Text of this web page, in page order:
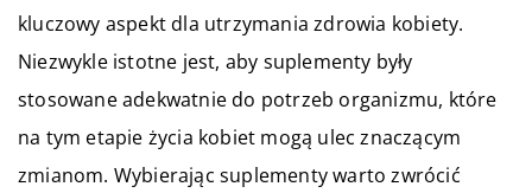
kluczowy aspekt dla utrzymania zdrowia kobiety.
Niezwykle istotne jest, aby suplementy były
stosowane adekwatnie do potrzeb organizmu, które
na tym etapie życia kobiet mogą ulec znaczącym
zmianom. Wybierając suplementy warto zwrócić